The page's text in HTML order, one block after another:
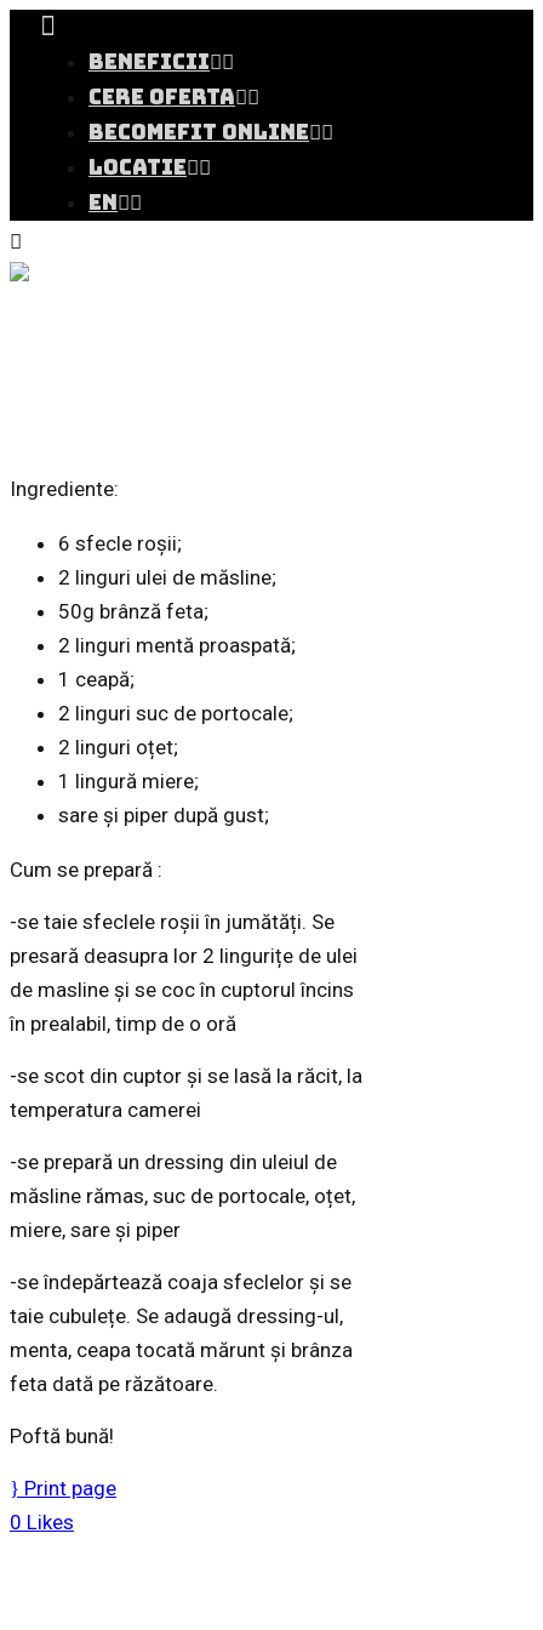
BENEFICII
CERE OFERTA
BECOMEFIT ONLINE
LOCATIE
EN
Ingrediente:
6 sfecle roșii;
2 linguri ulei de măsline;
50g brânză feta;
2 linguri mentă proaspată;
1 ceapă;
2 linguri suc de portocale;
2 linguri oțet;
1 lingură miere;
sare și piper după gust;
Cum se prepară :
-se taie sfeclele roșii în jumătăți. Se
presară deasupra lor 2 lingurițe de ulei
de masline și se coc în cuptorul încins
în prealabil, timp de o oră
-se scot din cuptor și se lasă la răcit, la
temperatura camerei
-se prepară un dressing din uleiul de
măsline rămas, suc de portocale, oțet,
miere, sare și piper
-se îndepărtează coaja sfeclelor și se
taie cubulețe. Se adaugă dressing-ul,
menta, ceapa tocată mărunt și brânza
feta dată pe răzătoare.
Poftă bună!
Print page
0 Likes